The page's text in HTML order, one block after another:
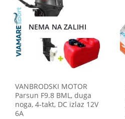
NEMA NA ZALIHI
VANBRODSKI MOTOR
Parsun F9.8 BML, duga
noga, 4-takt, DC izlaz 12V
6A